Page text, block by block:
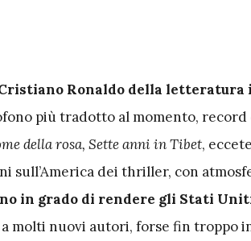
Ronaldo della
più tradotto al momento, record
della rosa, Sette anni in Tibet,
sull’America dei thriller, con
in grado di rendere gli Stati
molti nuovi autori, forse fin troppo